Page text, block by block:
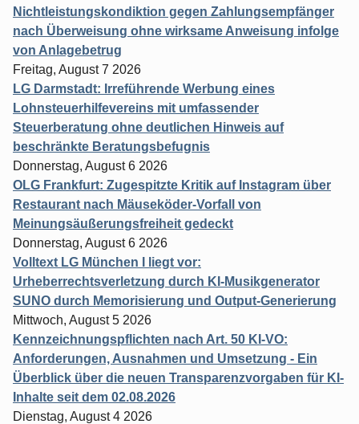
Nichtleistungskondiktion gegen Zahlungsempfänger
nach Überweisung ohne wirksame Anweisung infolge
von Anlagebetrug
Freitag, August 7 2026
LG Darmstadt: Irreführende Werbung eines
Lohnsteuerhilfevereins mit umfassender
Steuerberatung ohne deutlichen Hinweis auf
beschränkte Beratungsbefugnis
Donnerstag, August 6 2026
OLG Frankfurt: Zugespitzte Kritik auf Instagram über
Restaurant nach Mäuseköder-Vorfall von
Meinungsäußerungsfreiheit gedeckt
Donnerstag, August 6 2026
Volltext LG München I liegt vor:
Urheberrechtsverletzung durch KI-Musikgenerator
SUNO durch Memorisierung und Output-Generierung
Mittwoch, August 5 2026
Kennzeichnungspflichten nach Art. 50 KI-VO:
Anforderungen, Ausnahmen und Umsetzung - Ein
Überblick über die neuen Transparenzvorgaben für KI-
Inhalte seit dem 02.08.2026
Dienstag, August 4 2026